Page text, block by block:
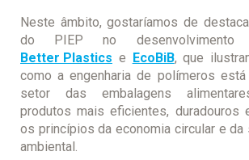
Neste âmbito, gostaríamos de
do PIEP no desenvolvimento
Better Plastics e EcoBiB, que
como a engenharia de polímeros
setor das embalagens
produtos mais eficientes, duradouros
os princípios da economia circular e da
ambiental.